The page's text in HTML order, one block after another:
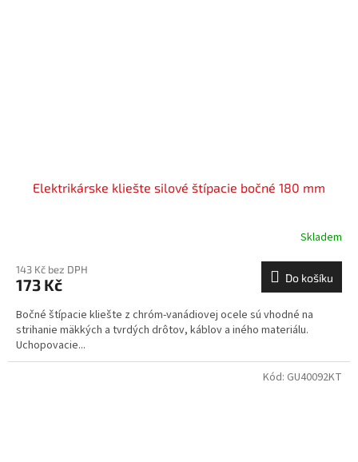
Elektrikárske kliešte silové štípacie bočné 180 mm
Skladem
143 Kč bez DPH
173 Kč Do košíku
Bočné štípacie kliešte z chróm-vanádiovej ocele sú vhodné na
strihanie mäkkých a tvrdých drôtov, káblov a iného materiálu.
Uchopovacie...
Kód: GU40092KT